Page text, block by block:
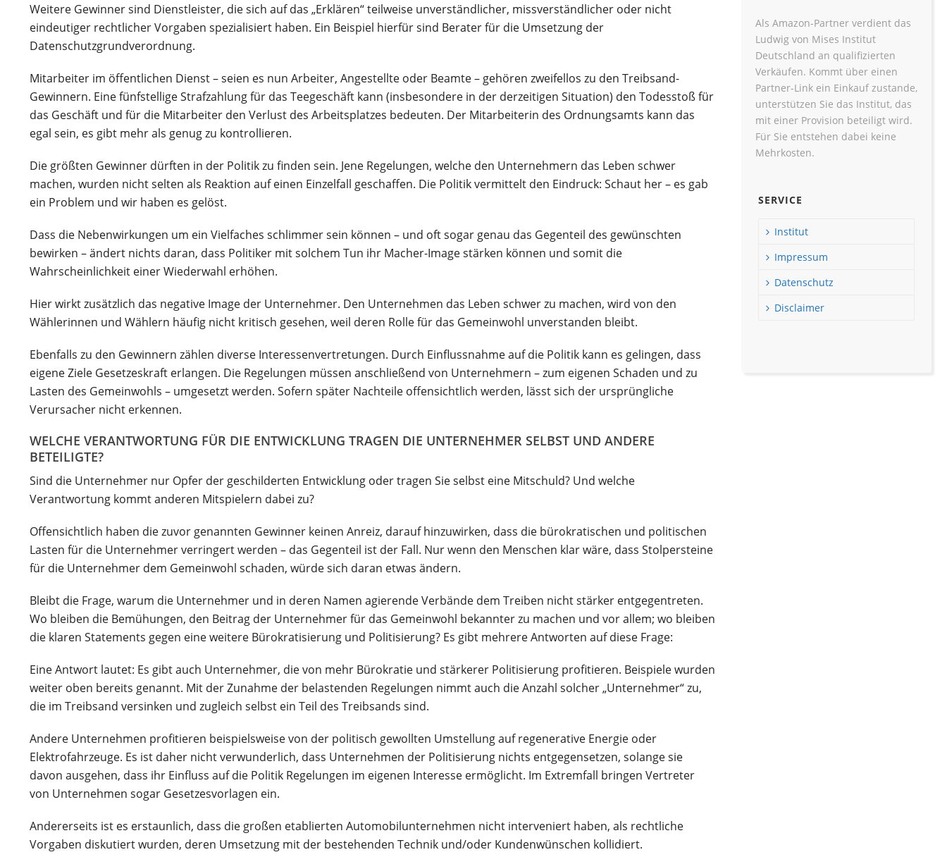
Weitere Gewinner sind Dienstleister, die sich auf das „Erklären“ teilweise unverständlicher, missverständlicher oder nicht
eindeutiger rechtlicher Vorgaben spezialisiert haben. Ein Beispiel hierfür sind Berater für die Umsetzung der
Datenschutzgrundverordnung.
Mitarbeiter im öffentlichen Dienst – seien es nun Arbeiter, Angestellte oder Beamte – gehören zweifellos zu den Treibsand-
Gewinnern. Eine fünfstellige Strafzahlung für das Teegeschäft kann (insbesondere in der derzeitigen Situation) den Todesstoß für
das Geschäft und für die Mitarbeiter den Verlust des Arbeitsplatzes bedeuten. Der Mitarbeiterin des Ordnungsamts kann das
egal sein, es gibt mehr als genug zu kontrollieren.
Die größten Gewinner dürften in der Politik zu finden sein. Jene Regelungen, welche den Unternehmern das Leben schwer
machen, wurden nicht selten als Reaktion auf einen Einzelfall geschaffen. Die Politik vermittelt den Eindruck: Schaut her – es gab
ein Problem und wir haben es gelöst.
Dass die Nebenwirkungen um ein Vielfaches schlimmer sein können – und oft sogar genau das Gegenteil des gewünschten
bewirken – ändert nichts daran, dass Politiker mit solchem Tun ihr Macher-Image stärken können und somit die
Wahrscheinlichkeit einer Wiederwahl erhöhen.
Hier wirkt zusätzlich das negative Image der Unternehmer. Den Unternehmen das Leben schwer zu machen, wird von den
Wählerinnen und Wählern häufig nicht kritisch gesehen, weil deren Rolle für das Gemeinwohl unverstanden bleibt.
Ebenfalls zu den Gewinnern zählen diverse Interessenvertretungen. Durch Einflussnahme auf die Politik kann es gelingen, dass
eigene Ziele Gesetzeskraft erlangen. Die Regelungen müssen anschließend von Unternehmern – zum eigenen Schaden und zu
Lasten des Gemeinwohls – umgesetzt werden. Sofern später Nachteile offensichtlich werden, lässt sich der ursprüngliche
Verursacher nicht erkennen.
WELCHE VERANTWORTUNG FÜR DIE ENTWICKLUNG TRAGEN DIE UNTERNEHMER SELBST UND ANDERE
BETEILIGTE?
Sind die Unternehmer nur Opfer der geschilderten Entwicklung oder tragen Sie selbst eine Mitschuld? Und welche
Verantwortung kommt anderen Mitspielern dabei zu?
Offensichtlich haben die zuvor genannten Gewinner keinen Anreiz, darauf hinzuwirken, dass die bürokratischen und politischen
Lasten für die Unternehmer verringert werden – das Gegenteil ist der Fall. Nur wenn den Menschen klar wäre, dass Stolpersteine
für die Unternehmer dem Gemeinwohl schaden, würde sich daran etwas ändern.
Bleibt die Frage, warum die Unternehmer und in deren Namen agierende Verbände dem Treiben nicht stärker entgegentreten.
Wo bleiben die Bemühungen, den Beitrag der Unternehmer für das Gemeinwohl bekannter zu machen und vor allem; wo bleiben
die klaren Statements gegen eine weitere Bürokratisierung und Politisierung? Es gibt mehrere Antworten auf diese Frage:
Eine Antwort lautet: Es gibt auch Unternehmer, die von mehr Bürokratie und stärkerer Politisierung profitieren. Beispiele wurden
weiter oben bereits genannt. Mit der Zunahme der belastenden Regelungen nimmt auch die Anzahl solcher „Unternehmer“ zu,
die im Treibsand versinken und zugleich selbst ein Teil des Treibsands sind.
Andere Unternehmen profitieren beispielsweise von der politisch gewollten Umstellung auf regenerative Energie oder
Elektrofahrzeuge. Es ist daher nicht verwunderlich, dass Unternehmen der Politisierung nichts entgegensetzen, solange sie
davon ausgehen, dass ihr Einfluss auf die Politik Regelungen im eigenen Interesse ermöglicht. Im Extremfall bringen Vertreter
von Unternehmen sogar Gesetzesvorlagen ein.
Andererseits ist es erstaunlich, dass die großen etablierten Automobilunternehmen nicht interveniert haben, als rechtliche
Vorgaben diskutiert wurden, deren Umsetzung mit der bestehenden Technik und/oder Kundenwünschen kollidiert.
Als Amazon-Partner verdient das
Ludwig von Mises Institut
Deutschland an qualifizierten
Verkäufen. Kommt über einen
Partner-Link ein Einkauf zustande,
unterstützen Sie das Institut, das
mit einer Provision beteiligt wird.
Für Sie entstehen dabei keine
Mehrkosten.
SERVICE
Institut
Impressum
Datenschutz
Disclaimer